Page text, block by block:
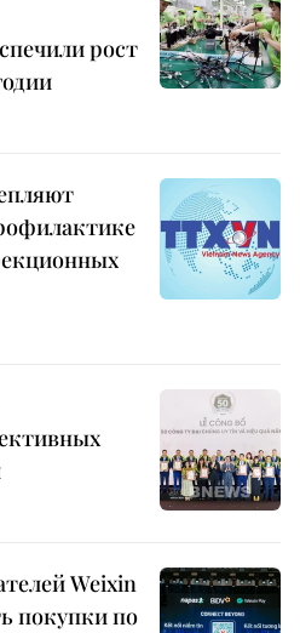
рост
Weixin
покупки по